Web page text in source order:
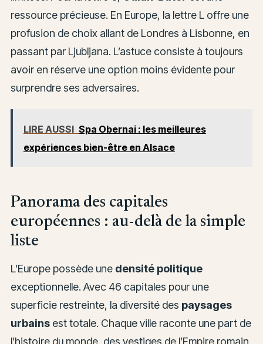
ressource précieuse. En Europe, la lettre L offre une
profusion de choix allant de Londres à Lisbonne, en
passant par Ljubljana. L’astuce consiste à toujours
avoir en réserve une option moins évidente pour
surprendre ses adversaires.
LIRE AUSSI Spa Obernai : les meilleures
expériences bien-être en Alsace
Panorama des capitales
européennes : au-delà de la simple
liste
L’Europe possède une densité politique
exceptionnelle. Avec 46 capitales pour une
superficie restreinte, la diversité des paysages
urbainsest totale. Chaque ville raconte une part de
l’histoire du monde, des vestiges de l’Empire romain